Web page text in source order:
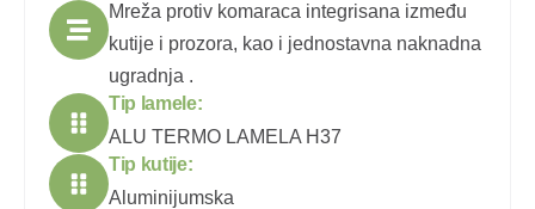
Mreža protiv komaraca integrisana između
kutije i prozora, kao i jednostavna naknadna
ugradnja .
Tip lamele:
ALU TERMO LAMELA H37
Tip kutije:
Aluminijumska